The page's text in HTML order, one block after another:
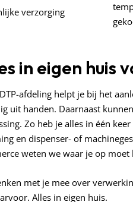
verzorging
in eigen huis
afdeling helpt je bij het
uit handen. Daarnaast
Zo heb je alles in één
en dispenser- of
weten we waar je op moet
met je mee over
Alles in eigen huis.